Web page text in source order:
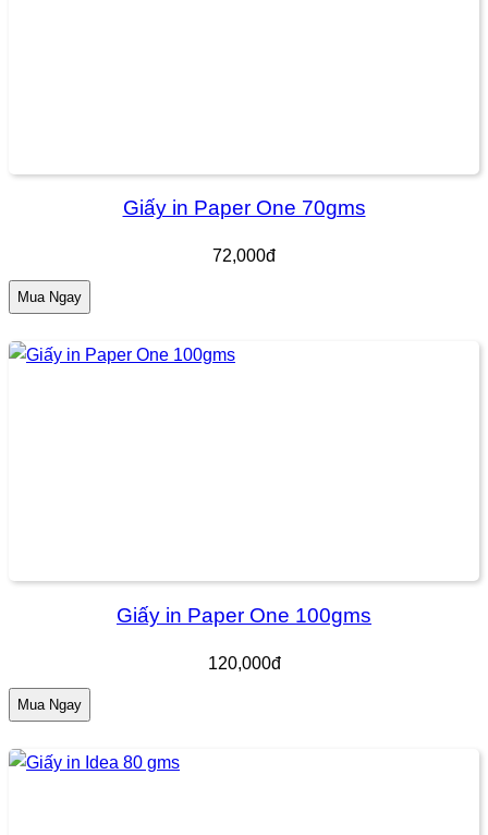
Giấy in Paper One 70gms
72,000đ
Mua Ngay
Giấy in Paper One 100gms
120,000đ
Mua Ngay